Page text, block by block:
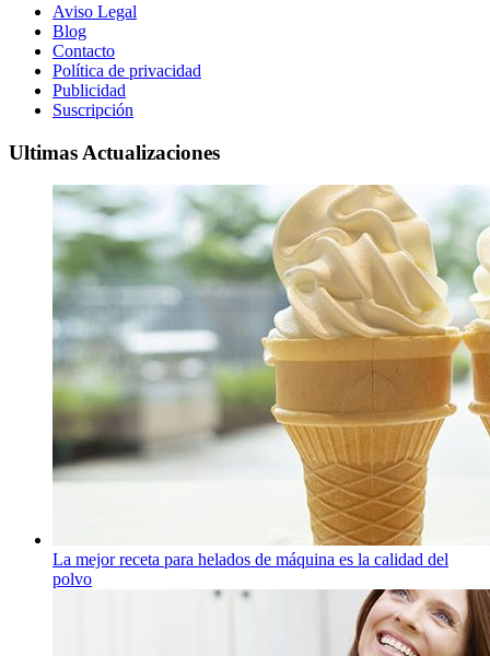
Aviso Legal
Blog
Contacto
Política de privacidad
Publicidad
Suscripción
Ultimas Actualizaciones
La mejor receta para helados de máquina es la calidad del
polvo